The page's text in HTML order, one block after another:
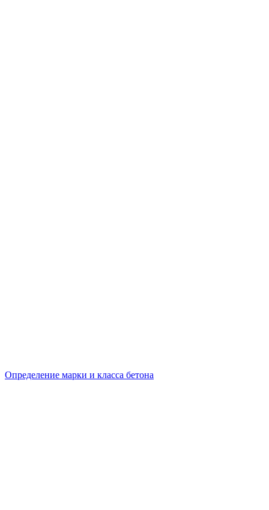
Определение марки и класса бетона